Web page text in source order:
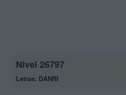
Nivel 26797
Letras: DANRI